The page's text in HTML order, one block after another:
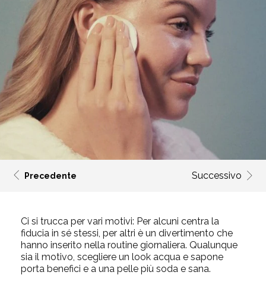
Precedente Successivo
Ci si trucca per vari motivi: Per alcuni centra la
fiducia in sé stessi, per altri è un divertimento che
hanno inserito nella routine giornaliera. Qualunque
sia il motivo, scegliere un look acqua e sapone
porta benefici e a una pelle più soda e sana.